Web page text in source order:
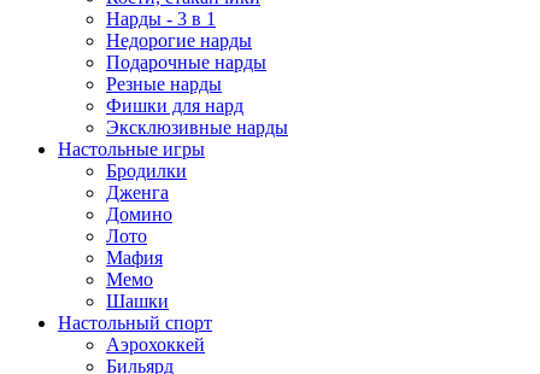
Нарды - 3 в 1
Недорогие нарды
Подарочные нарды
Резные нарды
Фишки для нард
Эксклюзивные нарды
Настольные игры
Бродилки
Дженга
Домино
Лото
Мафия
Мемо
Шашки
Настольный спорт
Аэрохоккей
Бильярд